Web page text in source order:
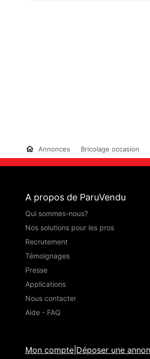
Annonces Bricolage occasion
A propos de ParuVendu
Qui sommes-nous?
Nos solutions pour les pros
Recrutement
Témoignages
Presse
Applications
Nous contacter
Aide - FAQ
Mon compte Déposer une